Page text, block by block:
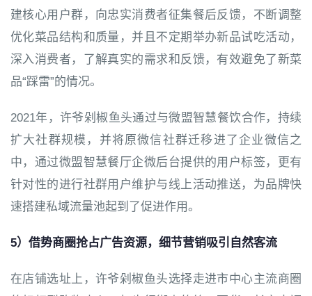
建核心用户群，向忠实消费者征集餐后反馈，不断调整
优化菜品结构和质量，并且不定期举办新品试吃活动，
深入消费者，了解真实的需求和反馈，有效避免了新菜
品“踩雷”的情况。
2021年，许爷剁椒鱼头通过与微盟智慧餐饮合作，持续
扩大社群规模，并将原微信社群迁移进了企业微信之
中，通过微盟智慧餐厅企微后台提供的用户标签，更有
针对性的进行社群用户维护与线上活动推送，为品牌快
速搭建私域流量池起到了促进作用。
5）借势商圈抢占广告资源，细节营销吸引自然客流
在店铺选址上，许爷剁椒鱼头选择走进市中心主流商圈